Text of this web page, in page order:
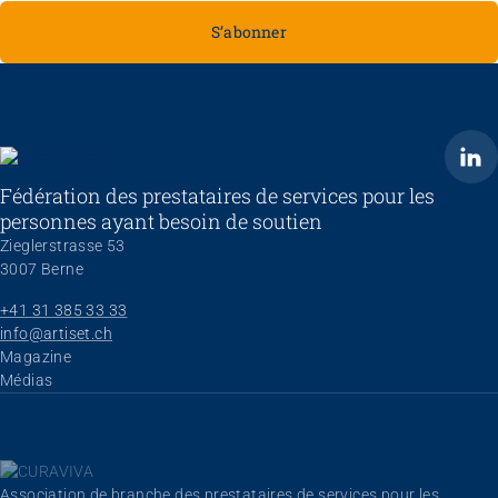
S’abonner
ARTISET
Fédération des prestataires de services pour les
personnes ayant besoin de soutien
Zieglerstrasse 53
3007 Berne
+41 31 385 33 33
info@artiset.ch
Aller au contenu
Magazine
Médias
Association de branche des prestataires de services pour les